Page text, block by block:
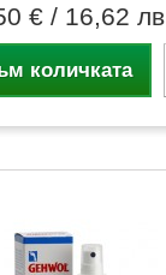
€ / 16,62 лв
количката